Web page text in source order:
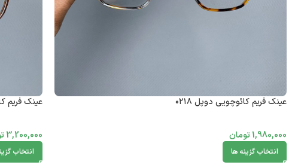
عینک فریم کائوچویی دوپل ۰۲۱۸
1,980,000تومان
انتخاب گزینه ها
عینک فریم
3,200,000
انتخاب